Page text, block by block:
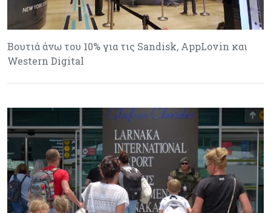
Βουτιά άνω του 10% για τις Sandisk, AppLovin και
Western Digital